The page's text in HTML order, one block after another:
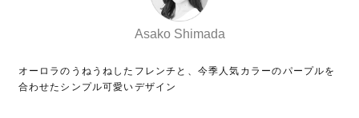
Asako Shimada
オーロラのうねうねしたフレンチと、今季人気カラーのパープルを
合わせたシンプル可愛いデザイン